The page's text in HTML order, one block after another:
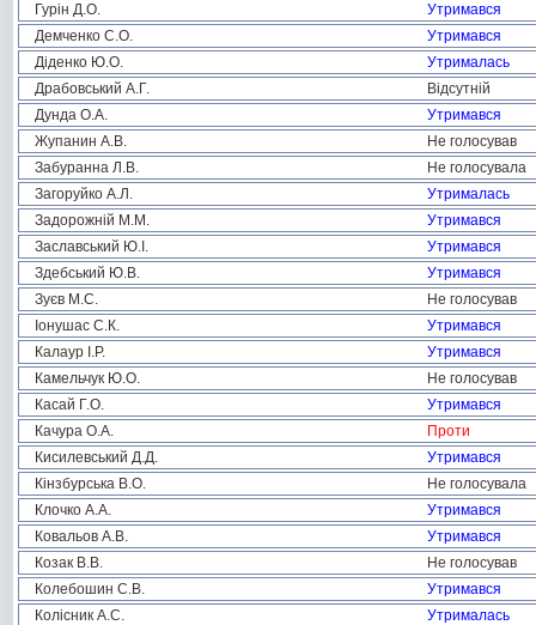
Гурін Д.О.
Утримався
Демченко С.О.
Утримався
Діденко Ю.О.
Утрималась
Драбовський А.Г.
Відсутній
Дунда О.А.
Утримався
Жупанин А.В.
Не голосував
Забуранна Л.В.
Не голосувала
Загоруйко А.Л.
Утрималась
Задорожній М.М.
Утримався
Заславський Ю.І.
Утримався
Здебський Ю.В.
Утримався
Зуєв М.С.
Не голосував
Іонушас С.К.
Утримався
Калаур І.Р.
Утримався
Камельчук Ю.О.
Не голосував
Касай Г.О.
Утримався
Качура О.А.
Проти
Кисилевський Д.Д.
Утримався
Кінзбурська В.О.
Не голосувала
Клочко А.А.
Утримався
Ковальов А.В.
Утримався
Козак В.В.
Не голосував
Колебошин С.В.
Утримався
Колісник А.С.
Утрималась